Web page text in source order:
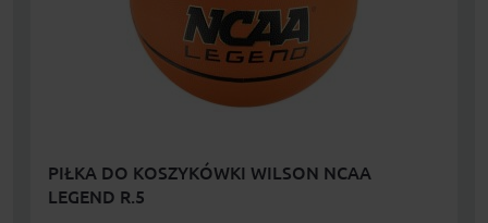
PIŁKA DO KOSZYKÓWKI WILSON NCAA
LEGEND R.5